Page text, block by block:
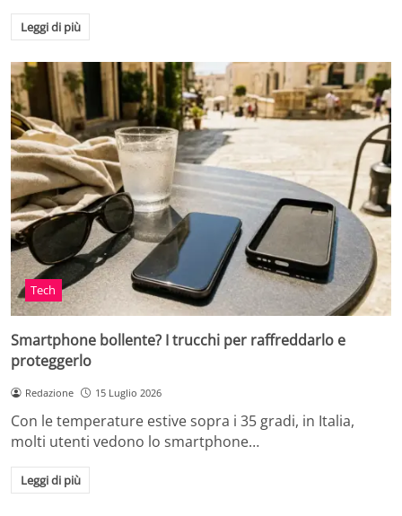
Leggi di più
Tech
Smartphone bollente? I trucchi per raffreddarlo e
proteggerlo
Redazione 15 Luglio 2026
Con le temperature estive sopra i 35 gradi, in Italia,
molti utenti vedono lo smartphone…
Leggi di più